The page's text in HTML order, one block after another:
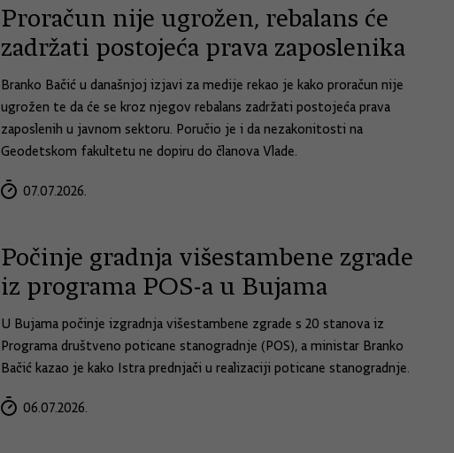
Proračun nije ugrožen, rebalans će
zadržati postojeća prava zaposlenika
Branko Bačić u današnjoj izjavi za medije rekao je kako proračun nije
ugrožen te da će se kroz njegov rebalans zadržati postojeća prava
zaposlenih u javnom sektoru. Poručio je i da nezakonitosti na
Geodetskom fakultetu ne dopiru do članova Vlade.
07.07.2026.
Počinje gradnja višestambene zgrade
iz programa POS-a u Bujama
U Bujama počinje izgradnja višestambene zgrade s 20 stanova iz
Programa društveno poticane stanogradnje (POS), a ministar Branko
Bačić kazao je kako Istra prednjači u realizaciji poticane stanogradnje.
06.07.2026.